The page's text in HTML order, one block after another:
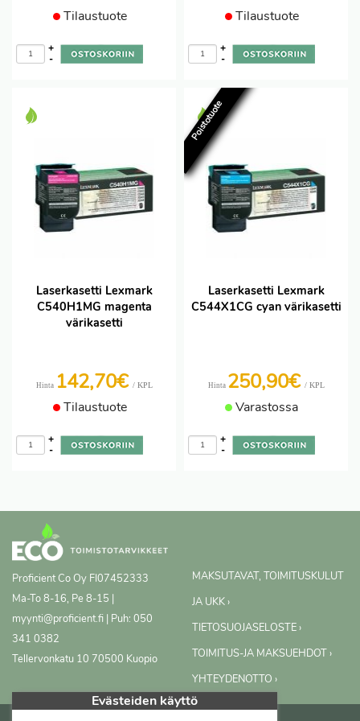
Tilaustuote
-
+
Tilaustuote
-
+
Laserkasetti Lexmark
C540H1MG magenta
värikasetti
Hinta 142,70€ / KPL
Tilaustuote
-
+
Poistotuote
Laserkasetti Lexmark
C544X1CG cyan värikasetti
Hinta 250,90€ / KPL
Varastossa
-
+
Proficient Co Oy FI07452333
Ma-To 8-16, Pe 8-15 |
myynti@proficient.fi | Puh: 050
341 0382
Tellervonkatu 10 70500 Kuopio
MAKSUTAVAT, TOIMITUSKULUT
JA UKK ›
TIETOSUOJASELOSTE ›
TOIMITUS-JA MAKSUEHDOT ›
YHTEYDENOTTO ›
Evästeiden käyttö